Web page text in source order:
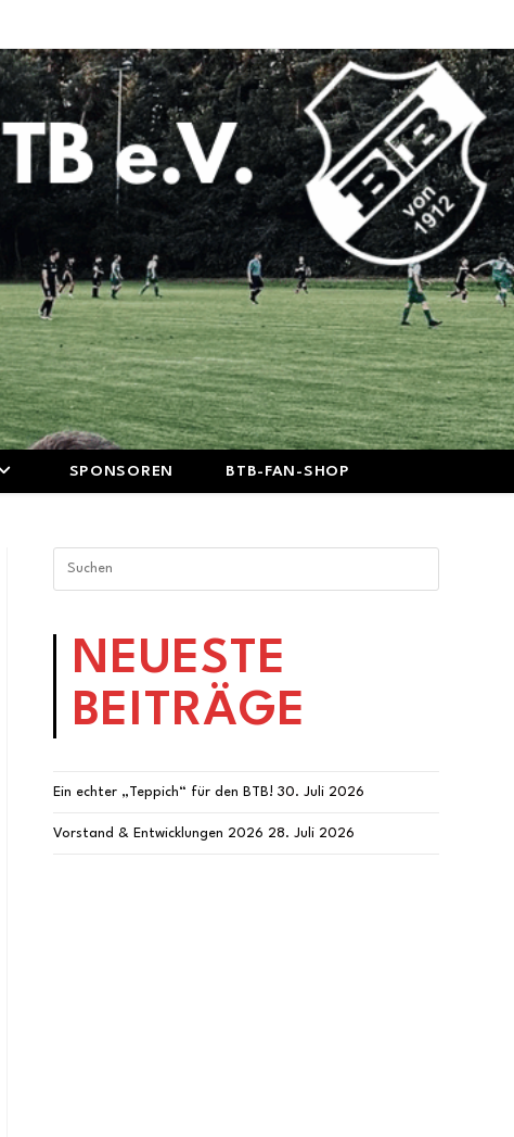
SPONSOREN BTB-FAN-SHOP
NEUESTE
BEITRÄGE
Ein echter „Teppich“ für den BTB! 30. Juli 2026
Vorstand & Entwicklungen 2026 28. Juli 2026